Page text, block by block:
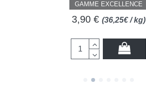
GAMME EXCELLENCE
3,90 € (36,25€ / kg)